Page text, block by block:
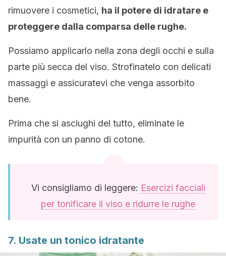
rimuovere i cosmetici, ha il potere di idratare e
proteggere dalla comparsa delle rughe.
Possiamo applicarlo nella zona degli occhi e sulla
parte più secca del viso. Strofinatelo con delicati
massaggi e assicuratevi che venga assorbito
bene.
Prima che si asciughi del tutto, eliminate le
impurità con un panno di cotone.
Vi consigliamo di leggere: Esercizi facciali
per tonificare il viso e ridurre le rughe
7. Usate un tonico idratante